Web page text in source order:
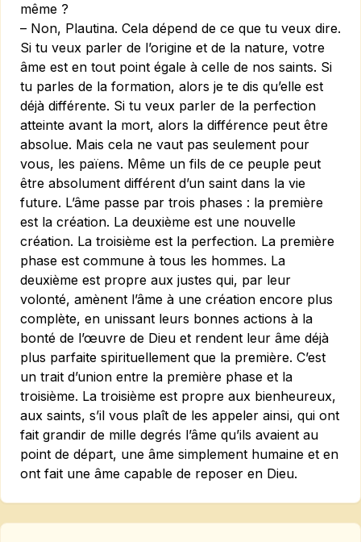
même ?
– Non, Plautina. Cela dépend de ce que tu veux dire.
Si tu veux parler de l’origine et de la nature, votre
âme est en tout point égale à celle de nos saints. Si
tu parles de la formation, alors je te dis qu’elle est
déjà différente. Si tu veux parler de la perfection
atteinte avant la mort, alors la différence peut être
absolue. Mais cela ne vaut pas seulement pour
vous, les païens. Même un fils de ce peuple peut
être absolument différent d’un saint dans la vie
future. L’âme passe par trois phases : la première
est la création. La deuxième est une nouvelle
création. La troisième est la perfection. La première
phase est commune à tous les hommes. La
deuxième est propre aux justes qui, par leur
volonté, amènent l’âme à une création encore plus
complète, en unissant leurs bonnes actions à la
bonté de l’œuvre de Dieu et rendent leur âme déjà
plus parfaite spirituellement que la première. C’est
un trait d’union entre la première phase et la
troisième. La troisième est propre aux bienheureux,
aux saints, s’il vous plaît de les appeler ainsi, qui ont
fait grandir de mille degrés l’âme qu’ils avaient au
point de départ, une âme simplement humaine et en
ont fait une âme capable de reposer en Dieu.